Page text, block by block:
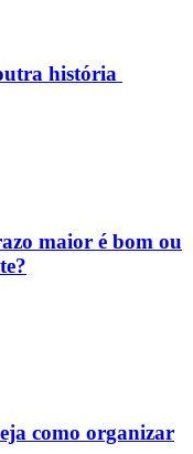
história
maior é bom ou
como organizar